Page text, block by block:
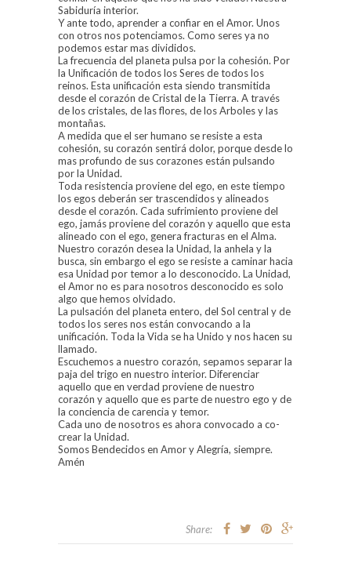
Sabiduría interior.
Y ante todo, aprender a confiar en el Amor. Unos
con otros nos potenciamos. Como seres ya no
podemos estar mas divididos.
La frecuencia del planeta pulsa por la cohesión. Por
la Unificación de todos los Seres de todos los
reinos. Esta unificación esta siendo transmitida
desde el corazón de Cristal de la Tierra. A través
de los cristales, de las flores, de los Arboles y las
montañas.
A medida que el ser humano se resiste a esta
cohesión, su corazón sentirá dolor, porque desde lo
mas profundo de sus corazones están pulsando
por la Unidad.
Toda resistencia proviene del ego, en este tiempo
los egos deberán ser trascendidos y alineados
desde el corazón. Cada sufrimiento proviene del
ego, jamás proviene del corazón y aquello que esta
alineado con el ego, genera fracturas en el Alma.
Nuestro corazón desea la Unidad, la anhela y la
busca, sin embargo el ego se resiste a caminar hacia
esa Unidad por temor a lo desconocido. La Unidad,
el Amor no es para nosotros desconocido es solo
algo que hemos olvidado.
La pulsación del planeta entero, del Sol central y de
todos los seres nos están convocando a la
unificación. Toda la Vida se ha Unido y nos hacen su
llamado.
Escuchemos a nuestro corazón, sepamos separar la
paja del trigo en nuestro interior. Diferenciar
aquello que en verdad proviene de nuestro
corazón y aquello que es parte de nuestro ego y de
la conciencia de carencia y temor.
Cada uno de nosotros es ahora convocado a co-
crear la Unidad.
Somos Bendecidos en Amor y Alegría, siempre.
Amén
Share: